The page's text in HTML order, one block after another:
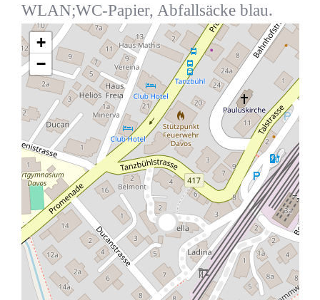
WLAN;WC-Papier, Abfallsäcke blau.
+
−